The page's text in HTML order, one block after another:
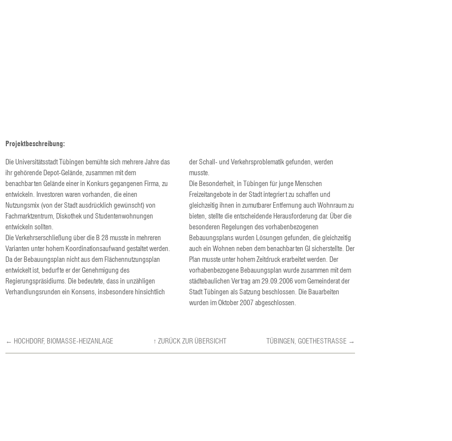
Projektbeschreibung:
Die Universitätsstadt Tübingen bemühte sich mehrere Jahre das
ihr gehörende Depot-Gelände, zusammen mit dem
benachbarten Gelände einer in Konkurs gegangenen Firma, zu
entwickeln. Investoren waren vorhanden, die einen
Nutzungsmix (von der Stadt ausdrücklich gewünscht) von
Fachmarktzentrum, Diskothek und Studentenwohnungen
entwickeln sollten.
Die Verkehrserschließung über die B 28 musste in mehreren
Varianten unter hohem Koordinationsaufwand gestaltet werden.
Da der Bebauungsplan nicht aus dem Flächennutzungsplan
entwickelt ist, bedurfte er der Genehmigung des
Regierungspräsidiums. Die bedeutete, dass in unzähligen
Verhandlungsrunden ein Konsens, insbesondere hinsichtlich
der Schall- und Verkehrsproblematik gefunden, werden
musste.
Die Besonderheit, in Tübingen für junge Menschen
Freizeitangebote in der Stadt integriert zu schaffen und
gleichzeitig ihnen in zumutbarer Entfernung auch Wohnraum zu
bieten, stellte die entscheidende Herausforderung dar. Über die
besonderen Regelungen des vorhabenbezogenen
Bebauungsplans wurden Lösungen gefunden, die gleichzeitig
auch ein Wohnen neben dem benachbarten GI sicherstellte. Der
Plan musste unter hohem Zeitdruck erarbeitet werden. Der
vorhabenbezogene Bebauungsplan wurde zusammen mit dem
städtebaulichen Vertrag am 29.09.2006 vom Gemeinderat der
Stadt Tübingen als Satzung beschlossen. Die Bauarbeiten
wurden im Oktober 2007 abgeschlossen.
← HOCHDORF, BIOMASSE-HEIZANLAGE ↑ ZURÜCK ZUR ÜBERSICHT TÜBINGEN, GOETHESTRASSE →